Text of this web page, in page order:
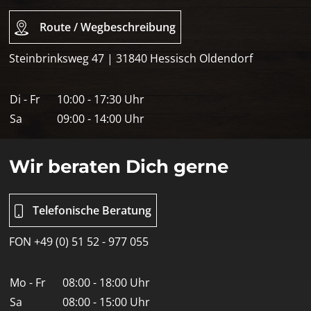
Route / Wegbeschreibung
Steinbrinksweg 47 | 31840 Hessisch Oldendorf
Di - Fr
10:00 - 17:30 Uhr
Sa
09:00 - 14:00 Uhr
Wir beraten Dich gerne
Telefonische Beratung
FON +49 (0) 51 52 - 977 055
Mo - Fr
08:00 - 18:00 Uhr
Sa
08:00 - 15:00 Uhr